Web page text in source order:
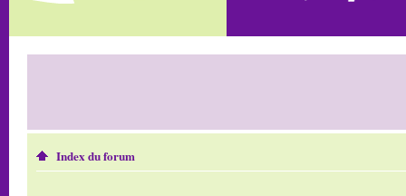
Index du forum